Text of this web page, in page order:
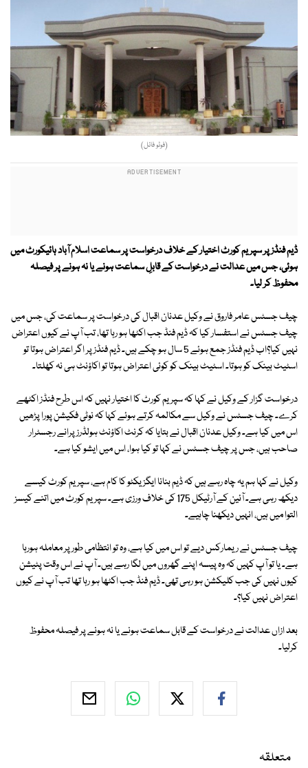
(فوٹو فائل)
ڈیم فنڈز پر سپریم کورٹ اختیار کے خلاف درخواست پر سماعت اسلام آباد ہائیکورٹ میں
ہوئی، جس میں عدالت نے درخواست کے قابلِ سماعت ہونے یا نہ ہونے پر فیصلہ
محفوظ کر لیا۔
چیف جسٹس عامر فاروق نے وکیل عدنان اقبال کی درخواست پر سماعت کی، جس میں
چیف جسٹس نے استفسار کیا کہ ڈیم فنڈ جب اکٹھا ہو رہا تھا، تب آپ نے کیوں اعتراض
نہیں کیا؟اب ڈیم فنڈز جمع ہوئے 5 سال ہو چکے ہیں۔ ڈیم فنڈز پر اگر اعتراض ہوتا تو
اسٹیٹ بینک کو ہوتا۔ اسٹیٹ بینک کو کوئی اعتراض ہوتا تو اکاؤنٹ ہی نہ کھلتا۔
درخواست گزار کے وکیل نے کہا کہ سپریم کورٹ کا اختیار نہیں کہ اس طرح فنڈز اکٹھے
کرے۔ چیف جسٹس نے وکیل سے مکالمہ کرتے ہوئے کہا کہ نوٹی فکیشن پورا پڑھیں
اس میں کیا ہے۔ وکیل عدنان اقبال نے بتایا کہ کرنٹ اکاؤنٹ ہولڈرز پرانے رجسٹرار
صاحب ہیں، جس پر چیف جسٹس نے کہا تو کیا ہوا، اس میں ایشو کیا ہے۔
وکیل نے کہا ہم یہ چاہ رہے ہیں کہ ڈیم بنانا ایگزیکٹو کا کام ہے، سپریم کورٹ کیسے
دیکھ رہی ہے۔ آئین کے آرٹیکل 175 کی خلاف ورزی ہے۔ سپریم کورٹ میں اتنے کیسز
التوا میں ہیں، انہیں دیکھنا چاہیے۔
چیف جسٹس نے ریمارکس دیے تو اس میں کیا ہے، وہ تو انتظامی طور پر معاملہ ہورہا
ہے۔ یا تو آپ کہیں کہ وہ پیسہ اپنے گھروں میں لگا رہے ہیں۔ آپ نے اس وقت پٹیشن
کیوں نہیں کی جب کلیکشن ہو رہی تھی۔ ڈیم فنڈ جب اکٹھا ہو رہا تھا تب آپ نے کیوں
اعتراض نہیں کیا؟۔
بعد ازاں عدالت نے درخواست کے قابل سماعت ہونے یا نہ ہونے پر فیصلہ محفوظ
کرلیا۔
متعلقہ